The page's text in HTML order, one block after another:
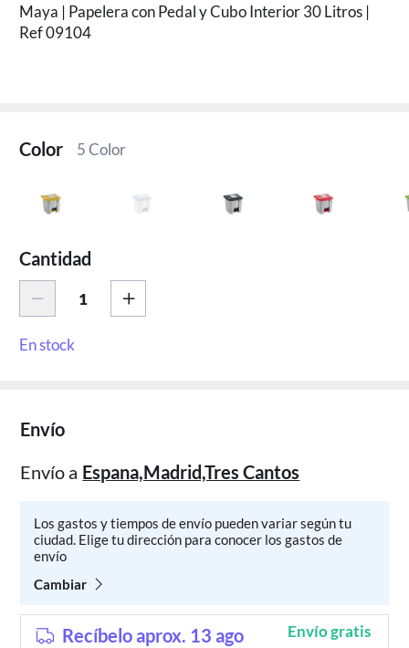
Maya | Papelera con Pedal y Cubo Interior 30 Litros |
Ref 09104
Color 5 Color
Cantidad
En stock
Envío
Envío a Espana,Madrid,Tres Cantos
Los gastos y tiempos de envío pueden variar según tu
ciudad. Elige tu dirección para conocer los gastos de
envío
Cambiar
Recíbelo aprox. 13 ago Envío gratis